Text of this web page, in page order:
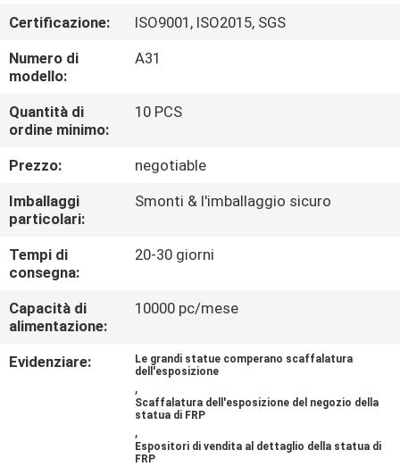
GIRO
DELLA
FABBRICA
CONTROLLO
DI
QUALITÀ
CONTATTICI
RICHIEDA
UNA
CITAZIONE
Certificazione:
ISO9001, ISO2015, SGS
Numero di
modello:
A31
Quantità di
ordine minimo:
10 PCS
Prezzo:
negotiable
Imballaggi
particolari:
Smonti & l'imballaggio sicuro
Tempi di
consegna:
20-30 giorni
Capacità di
alimentazione:
10000 pc/mese
Evidenziare:
Le grandi statue comperano scaffalatura
dell'esposizione
,
Scaffalatura dell'esposizione del negozio della
statua di FRP
,
Espositori di vendita al dettaglio della statua di
FRP